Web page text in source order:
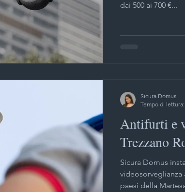
dai 500 ai 700 €...
Antifurti e
Trezzano
Sicura Domus
videosorveglianza
paesi della
Sicura Domus
Tempo di